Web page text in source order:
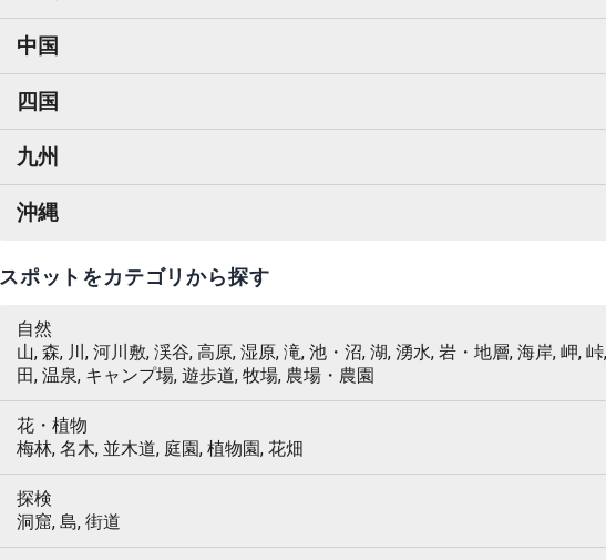
中国
四国
九州
沖縄
スポットをカテゴリから探す
自然
山, 森, 川, 河川敷, 渓谷, 高原, 湿原, 滝, 池・沼, 湖, 湧水, 岩・地層, 海岸, 岬,
田, 温泉, キャンプ場, 遊歩道, 牧場, 農場・農園
花・植物
梅林, 名木, 並木道, 庭園, 植物園, 花畑
探検
洞窟, 島, 街道